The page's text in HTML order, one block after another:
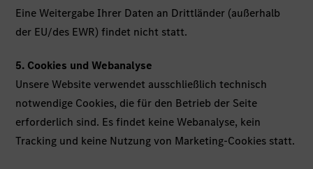
Eine Weitergabe Ihrer Daten an Drittländer (außerhalb
der EU/des EWR) findet nicht statt.
5. Cookies und Webanalyse
Unsere Website verwendet ausschließlich technisch
notwendige Cookies, die für den Betrieb der Seite
erforderlich sind. Es findet keine Webanalyse, kein
Tracking und keine Nutzung von Marketing-Cookies statt.